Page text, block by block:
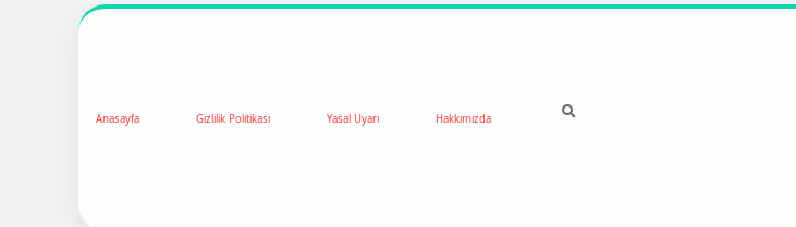
Anasayfa Gizlilik Politikası Yasal Uyarı Hakkımızda